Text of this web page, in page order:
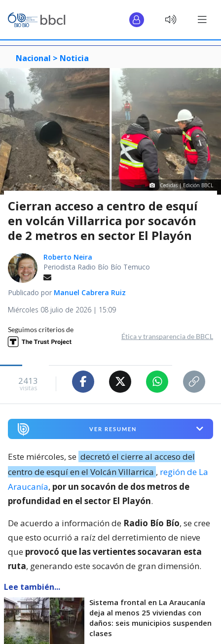
Nacional > Noticia
Cedidas | Edición BBCL
Cierran acceso a centro de esquí
en volcán Villarrica por socavón
de 2 metros en sector El Playón
Roberto Neira
Periodista Radio Bío Bío Temuco
Publicado por Manuel Cabrera Ruiz
Miércoles 08 julio de 2026 | 15:09
Seguimos criterios de
Ética y transparencia de BBCL
2413
visitas
VER RESUMEN
Este miércoles, se decretó el cierre al acceso del
centro de esquí en el Volcán Villarrica , región de La
Araucanía, por un socavón de dos metros de
profundidad en el sector El Playón.
De acuerdo a información de Radio Bío Bío, se cree
que esto ocurrió a raíz del derretimiento de nieve
que provocó que las vertientes socavaran esta
ruta, generando este socavón de gran dimensión.
Lee también...
Sistema frontal en La Araucanía
deja al menos 25 viviendas con
daños: seis municipios suspenden
clases